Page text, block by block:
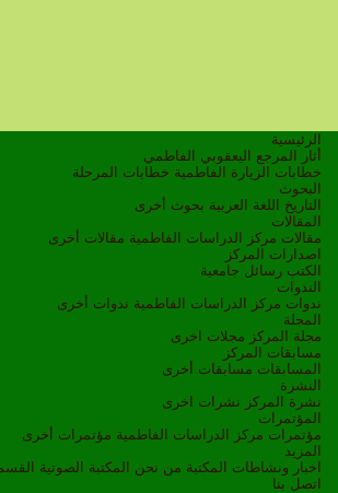
الرئيسية
أثار المرجع اليعقوبي الفاطمي
خطابات الزيارة الفاطمية خطابات المرحلة
البحوث
التاريخ
اللغة العربية بحوث أخرى
المقالات
مقالات مركز الدراسات الفاطمية مقالات أخرى
اصدارات المركز
الكتب رسائل جامعية
الندوات
ندوات مركز الدراسات الفاطمية ندوات أخرى
المجلة
مجلة المركز مجلات اخرى
مسابقات المركز
المسابقات مسابقات أخرى
النشرة
نشرة المركز نشرات اخرى
المؤتمرات
مؤتمرات مركز الدراسات الفاطمية مؤتمرات أخرى
المزيد
اخبار ونشاطات
المكتبة من نحن المكتبة الصوتية
اتصل بنا